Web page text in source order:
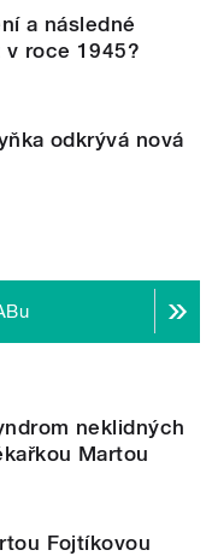
a následné
roce 1945?
odkrývá nová
neklidných
Martou
Fojtíkovou